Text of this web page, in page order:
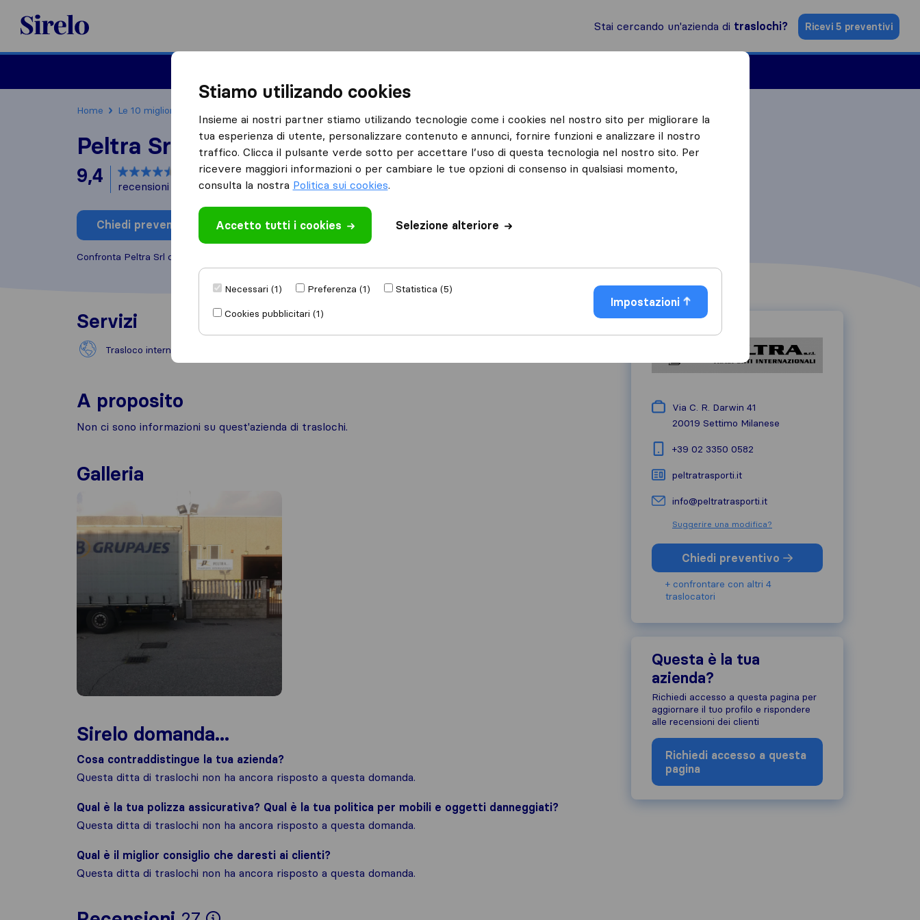
Sirelo.it
Stai cercando un'azienda di traslochi? Ricevi 5 preventivi
Home Le 10 migliori aziende di traslochi in Italia
Peltra Srl
9,4 basato su27
recensioni di Sirelo e Google
i
Chiedi preventivo Scrivi una recensione
Confronta Peltra Srl con altre
Servizi
Trasloco internazionale
A proposito
Non ci sono informazioni su quest'azienda di traslochi.
Galleria
Sirelo domanda...
Cosa contraddistingue la tua azienda?
Questa ditta di traslochi non ha ancora risposto a questa domanda.
Qual è la tua polizza assicurativa? Qual è la tua politica per mobili e oggetti danneggiati?
Questa ditta di traslochi non ha ancora risposto a questa domanda.
Qual è il miglior consiglio che daresti ai clienti?
Questa ditta di traslochi non ha ancora risposto a questa domanda.
Via C. R. Darwin 41
20019 Settimo Milanese
+39 02 3350 0582
peltratrasporti.it
info@peltratrasporti.it
Suggerire una modifica?
Chiedi preventivo
+ confrontare con altri 4
traslocatori
Questa è la tua
azienda?
Richiedi accesso a questa pagina per
aggiornare il tuo profilo e rispondere
alle recensioni dei clienti
Richiedi accesso a questa
pagina
Stiamo utilizando cookies
Insieme ai nostri partner stiamo utilizando tecnologie come i cookies nel nostro sito per migliorare la
tua esperienza di utente, personalizzare contenuto e annunci, fornire funzioni e analizzare il nostro
traffico. Clicca il pulsante verde sotto per accettare l’uso di questa tecnologia nel nostro sito. Per
ricevere maggiori informazioni o per cambiare le tue opzioni di consenso in qualsiasi momento,
consulta la nostra Politica sui cookies.
Accetto tutti i cookies Selezione alteriore
Necessari (1) Preferenza (1)
Statistica (5)
Cookies pubblicitari (1)
Impostazioni